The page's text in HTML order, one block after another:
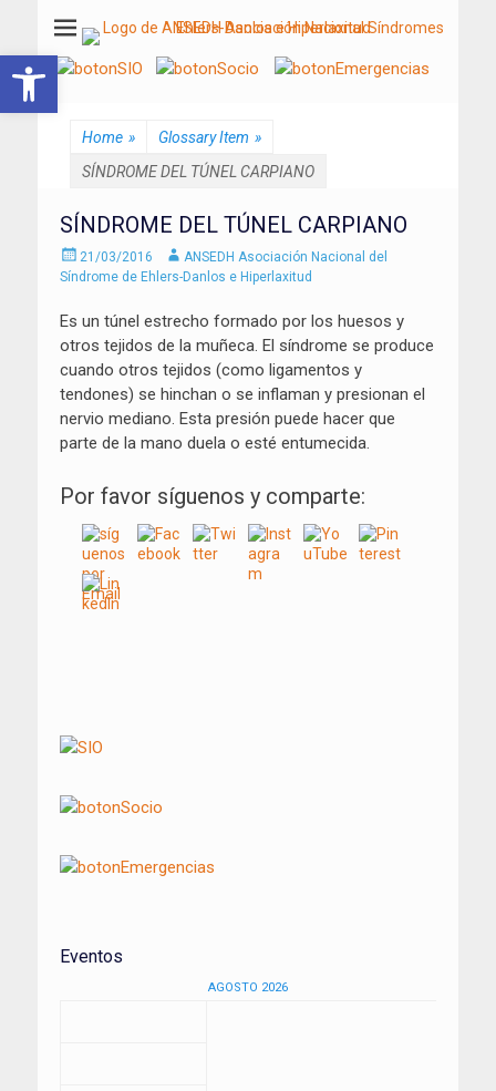
ANSEDH
Asociación Nacional del Síndrome de Ehlers-Danlos e Hiperlaxitud
Home » Glossary Item »
SÍNDROME DEL TÚNEL CARPIANO
SÍNDROME DEL TÚNEL CARPIANO
Enviado
el
21/03/2016 AutorANSEDH Asociación Nacional del
Síndrome de Ehlers-Danlos e Hiperlaxitud
Es un túnel estrecho formado por los huesos y
otros tejidos de la muñeca. El síndrome se produce
cuando otros tejidos (como ligamentos y
tendones) se hinchan o se inflaman y presionan el
nervio mediano. Esta presión puede hacer que
parte de la mano duela o esté entumecida.
Por favor síguenos y comparte:
entradas
Eventos
AGOSTO 2026
Abrir barra de herramientas